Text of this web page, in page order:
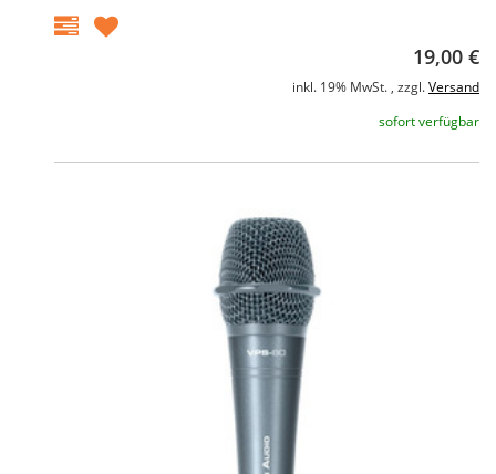
19,00 €
inkl. 19% MwSt. , zzgl. Versand
sofort verfügbar